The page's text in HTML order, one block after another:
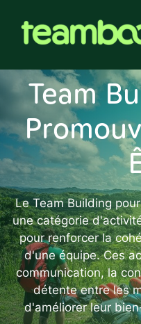
contenu
Team
Le Team Building
une catégorie
pour renforcer la
d'une équipe. Ces
communication, la
détente entre les
d'améliorer leur